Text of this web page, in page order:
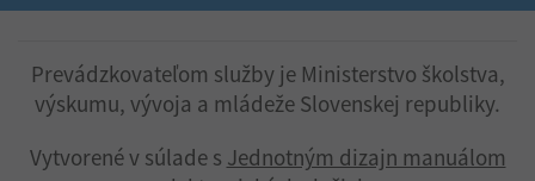
Prevádzkovateľom služby je Ministerstvo školstva,
výskumu, vývoja a mládeže Slovenskej republiky.
Vytvorené v súlade s Jednotným dizajn manuálom